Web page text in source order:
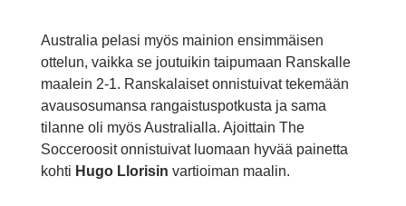
Australia pelasi myös mainion ensimmäisen
ottelun, vaikka se joutuikin taipumaan Ranskalle
maalein 2-1. Ranskalaiset onnistuivat tekemään
avausosumansa rangaistuspotkusta ja sama
tilanne oli myös Australialla. Ajoittain The
Socceroosit onnistuivat luomaan hyvää painetta
kohti Hugo Llorisin vartioiman maalin.